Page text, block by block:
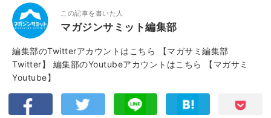
この記事を書いた人
マガジンサミット編集部
編集部のTwitterアカウントはこちら
【マガサミ編集部
Twitter】
編集部のYoutubeアカウントはこちら
【マガサミ
Youtube】